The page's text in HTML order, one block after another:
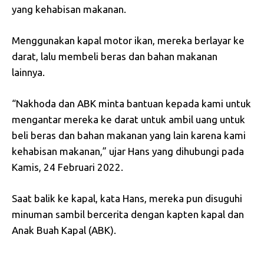
yang kehabisan makanan.
Menggunakan kapal motor ikan, mereka berlayar ke
darat, lalu membeli beras dan bahan makanan
lainnya.
“Nakhoda dan ABK minta bantuan kepada kami untuk
mengantar mereka ke darat untuk ambil uang untuk
beli beras dan bahan makanan yang lain karena kami
kehabisan makanan,” ujar Hans yang dihubungi pada
Kamis, 24 Februari 2022.
Saat balik ke kapal, kata Hans, mereka pun disuguhi
minuman sambil bercerita dengan kapten kapal dan
Anak Buah Kapal (ABK).